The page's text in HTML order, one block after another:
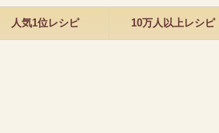
人気1位レシピ 10万人以上レシピ